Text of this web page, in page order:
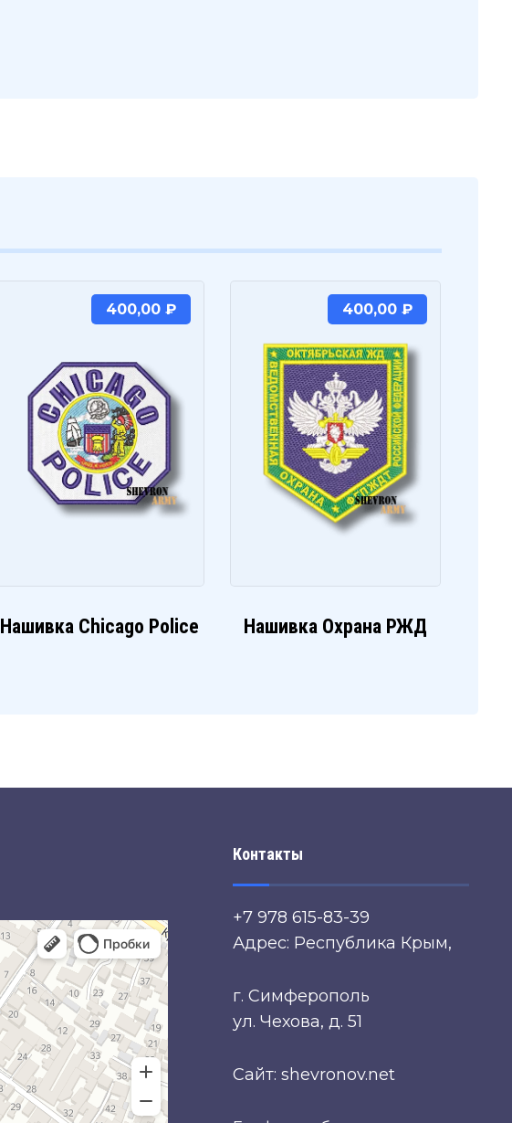
Нашивка Chicago Police
400,00 ₽
Нашивка Охрана РЖД
400,00 ₽
Контакты
+7 978 615-83-39
Адрес: Республика Крым,
г. Симферополь
ул. Чехова, д. 51
Сайт: shevronov.net